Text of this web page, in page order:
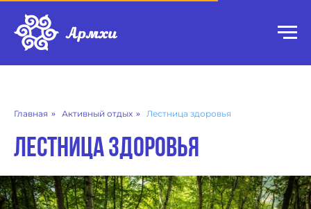
Главная » Активный отдых » Лестница здоровья
Лестница здоровья